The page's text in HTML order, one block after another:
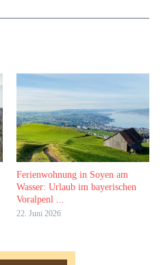
Ferienwohnung in Soyen am
Wasser: Urlaub im bayerischen
Voralpenl ...
22. Juni 2026